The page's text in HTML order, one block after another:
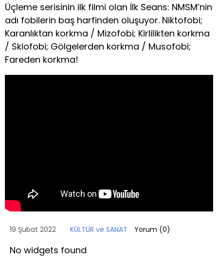
Üçleme serisinin ilk filmi olan İlk Seans: NMSM’nin
adı fobilerin baş harfinden oluşuyor. Niktofobi;
Karanlıktan korkma / Mizofobi; Kirlilikten korkma
/ Skiofobi; Gölgelerden korkma / Musofobi;
Fareden korkma!
19 Şubat 2022 KÜLTÜR ve SANAT Yorum (0)
No widgets found